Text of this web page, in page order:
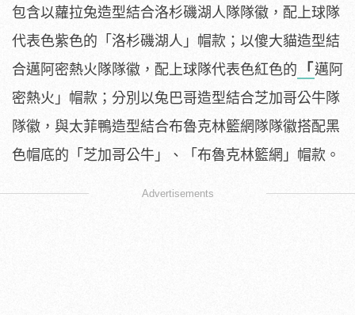
包含以蘿拉兔造型結合洛杉磯湖人隊隊徽，配上球隊
代表色紫色的「洛杉磯湖人」帽款；以傻大貓造型結
合邁阿密熱火隊隊徽，配上球隊代表色紅色的
「 邁阿
密熱火」帽款；分別以兔巴哥造型結合芝加哥公牛隊
隊徽，與太菲鴨造型結合布魯克林籃網隊隊徽搭配黑
色帽底的「芝加哥公牛」、「布魯克林籃網」帽款。
Advertisements